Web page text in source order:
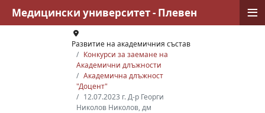
Развитие на академичния състав
Конкурси за заемане на
Академични длъжности
Академична длъжност
"Доцент"
12.07.2023 г. Д-р Георги
Николов Николов, дм
Медицински университет - Плевен ≡